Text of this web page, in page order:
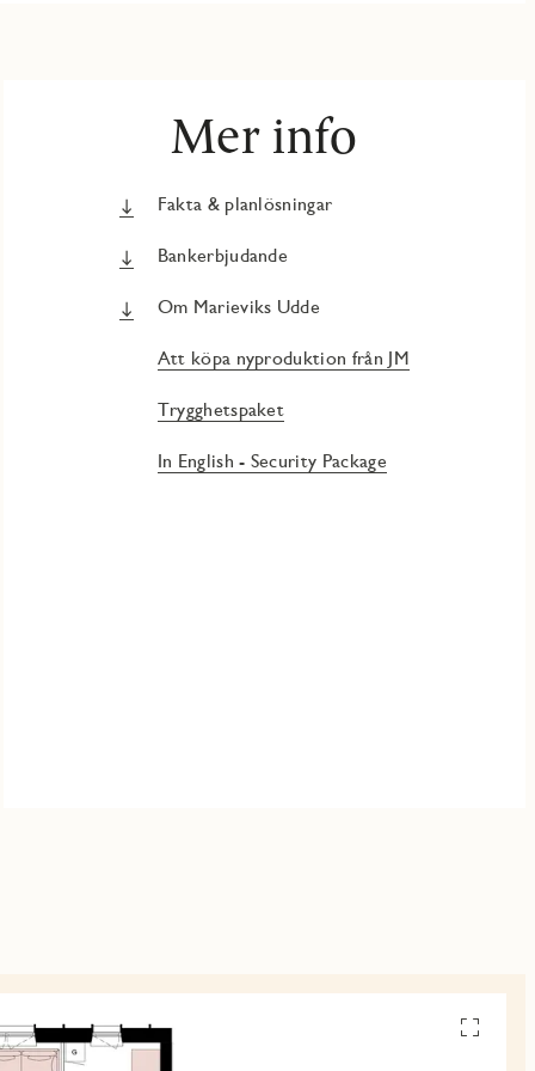
Mer info
Fakta & planlösningar
Bankerbjudande
Om Marieviks Udde
Att köpa nyproduktion från JM
Trygghetspaket
In English - Security Package
Se